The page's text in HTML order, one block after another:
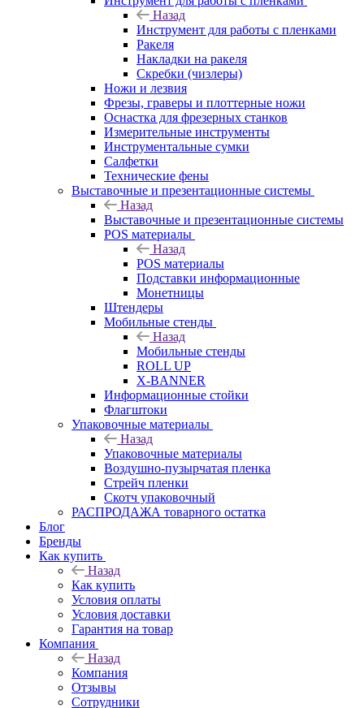
Назад
Инструмент для работы с пленками
Ракеля
Накладки на ракеля
Скребки (чизлеры)
Ножи и лезвия
Фрезы, граверы и плоттерные ножи
Оснастка для фрезерных станков
Измерительные инструменты
Инструментальные сумки
Салфетки
Технические фены
Выставочные и презентационные системы
Назад
Выставочные и презентационные системы
POS материалы
Назад
POS материалы
Подставки информационные
Монетницы
Штендеры
Мобильные стенды
Назад
Мобильные стенды
ROLL UP
X-BANNER
Информационные стойки
Флагштоки
Упаковочные материалы
Назад
Упаковочные материалы
Воздушно-пузырчатая пленка
Стрейч пленки
Скотч упаковочный
РАСПРОДАЖА товарного остатка
Блог
Бренды
Как купить
Назад
Как купить
Условия оплаты
Условия доставки
Гарантия на товар
Компания
Назад
Компания
Отзывы
Сотрудники